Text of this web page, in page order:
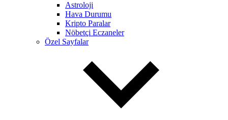
Astroloji
Hava Durumu
Kripto Paralar
Nöbetçi Eczaneler
Özel Sayfalar